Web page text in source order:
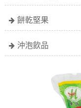
餅乾堅果
沖泡飲品